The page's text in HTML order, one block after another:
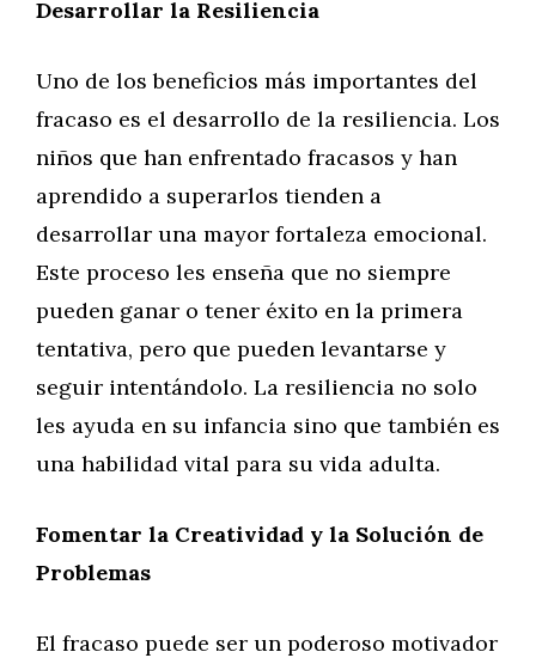
Desarrollar la Resiliencia
Uno de los beneficios más importantes del
fracaso es el desarrollo de la resiliencia. Los
niños que han enfrentado fracasos y han
aprendido a superarlos tienden a
desarrollar una mayor fortaleza emocional.
Este proceso les enseña que no siempre
pueden ganar o tener éxito en la primera
tentativa, pero que pueden levantarse y
seguir intentándolo. La resiliencia no solo
les ayuda en su infancia sino que también es
una habilidad vital para su vida adulta.
Fomentar la Creatividad y la Solución de
Problemas
El fracaso puede ser un poderoso motivador